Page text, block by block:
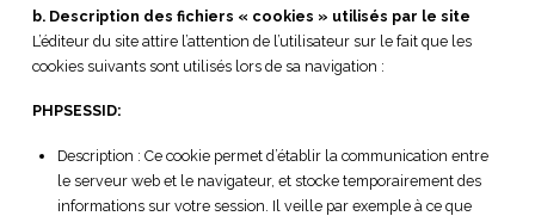
b. Description des fichiers « cookies » utilisés par le site
L’éditeur du site attire l’attention de l’utilisateur sur le fait que les
cookies suivants sont utilisés lors de sa navigation :
PHPSESSID:
Description : Ce cookie permet d’établir la communication entre
le serveur web et le navigateur, et stocke temporairement des
informations sur votre session. Il veille par exemple à ce que